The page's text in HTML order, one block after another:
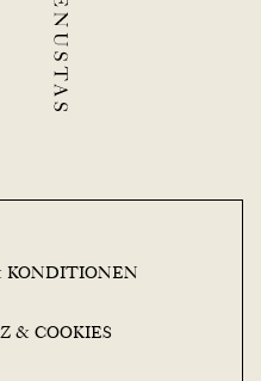
KONDITIONEN
& COOKIES